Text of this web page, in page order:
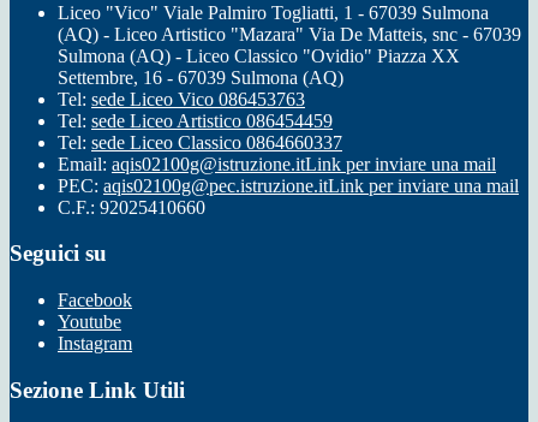
Liceo "Vico" Viale Palmiro Togliatti, 1 - 67039 Sulmona
(AQ) - Liceo Artistico "Mazara" Via De Matteis, snc - 67039
Sulmona (AQ) - Liceo Classico "Ovidio" Piazza XX
Settembre, 16 - 67039 Sulmona (AQ)
Tel: sede Liceo Vico 086453763
Tel: sede Liceo Artistico 086454459
Tel: sede Liceo Classico 0864660337
Email: aqis02100g@istruzione.itLink per inviare una mail
PEC: aqis02100g@pec.istruzione.itLink per inviare una mail
C.F.: 92025410660
Seguici su
Facebook
Youtube
Instagram
Sezione Link Utili